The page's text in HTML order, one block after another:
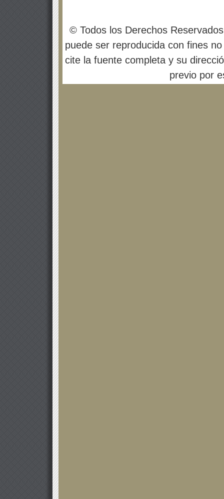
© Todos los Derechos
puede ser reproducida con fines
cite la fuente completa y su
previo por